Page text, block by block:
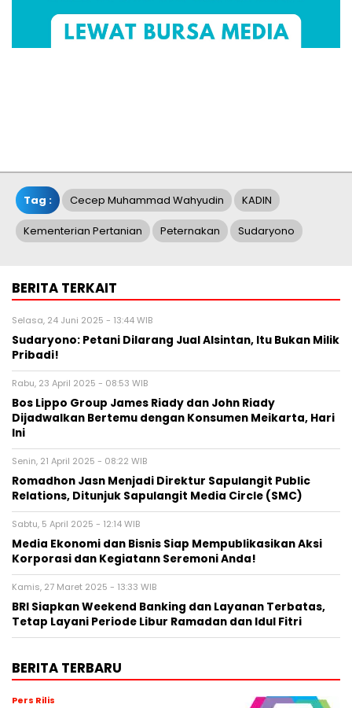
Tag : Cecep Muhammad Wahyudin KADIN
Kementerian Pertanian Peternakan Sudaryono
BERITA TERKAIT
Selasa, 24 Juni 2025 - 13:44 WIB
Sudaryono: Petani Dilarang Jual Alsintan, Itu Bukan Milik
Pribadi!
Rabu, 23 April 2025 - 08:53 WIB
Bos Lippo Group James Riady dan John Riady
Dijadwalkan Bertemu dengan Konsumen Meikarta, Hari
Ini
Senin, 21 April 2025 - 08:22 WIB
Romadhon Jasn Menjadi Direktur Sapulangit Public
Relations, Ditunjuk Sapulangit Media Circle (SMC)
Sabtu, 5 April 2025 - 12:14 WIB
Media Ekonomi dan Bisnis Siap Mempublikasikan Aksi
Korporasi dan Kegiatann Seremoni Anda!
Kamis, 27 Maret 2025 - 13:33 WIB
BRI Siapkan Weekend Banking dan Layanan Terbatas,
Tetap Layani Periode Libur Ramadan dan Idul Fitri
BERITA TERBARU
Pers Rilis